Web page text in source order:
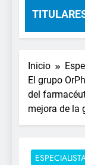
El
3 Días
Inicio
El grupo
del
mejora de la